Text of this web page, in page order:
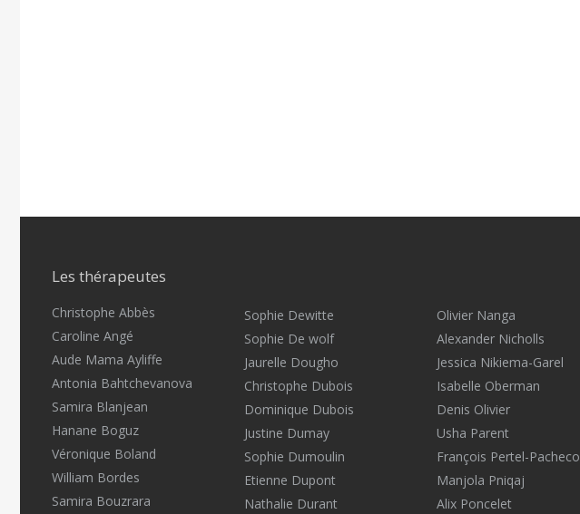
Les thérapeutes
Christophe Abbès
Caroline Angé
Aude Mama Ayliffe
Antonia Bahtchevanova
Samira Blanjean
Hanane Boguz
Véronique Boland
William Bordes
Samira Bouzrara
Sophie Dewitte
Sophie De wolf
Jaurelle Dougho
Christophe Dubois
Dominique Dubois
Justine Dumay
Sophie Dumoulin
Etienne Dupont
Nathalie Durant
Olivier Nanga
Alexander Nicholls
Jessica Nikiema-Garel
Isabelle Oberman
Denis Olivier
Usha Parent
François Pertel-Pacheco
Manjola Pniqaj
Alix Poncelet